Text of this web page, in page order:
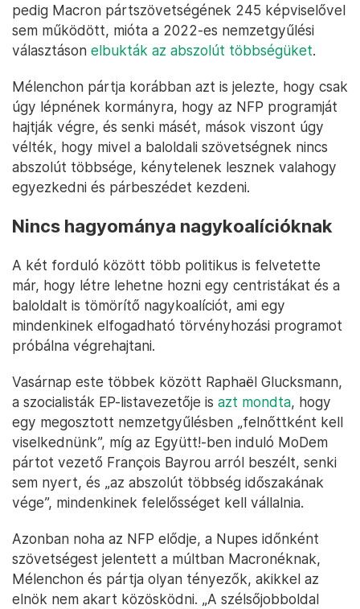
pedig Macron pártszövetségének 245 képviselővel
sem működött, mióta a 2022-es nemzetgyűlési
választáson elbukták az abszolút többségüket.
Mélenchon pártja korábban azt is jelezte, hogy csak
úgy lépnének kormányra, hogy az NFP programját
hajtják végre, és senki másét, mások viszont úgy
vélték, hogy mivel a baloldali szövetségnek nincs
abszolút többsége, kénytelenek lesznek valahogy
egyezkedni és párbeszédet kezdeni.
Nincs hagyománya nagykoalícióknak
A két forduló között több politikus is felvetette
már, hogy létre lehetne hozni egy centristákat és a
baloldalt is tömörítő nagykoalíciót, ami egy
mindenkinek elfogadható törvényhozási programot
próbálna végrehajtani.
Vasárnap este többek között Raphaël Glucksmann,
a szocialisták EP-listavezetője is azt mondta, hogy
egy megosztott nemzetgyűlésben „felnőttként kell
viselkednünk”, míg az Együtt!-ben induló MoDem
pártot vezető François Bayrou arról beszélt, senki
sem nyert, és „az abszolút többség időszakának
vége”, mindenkinek felelősséget kell vállalnia.
Azonban noha az NFP elődje, a Nupes időnként
szövetségest jelentett a múltban Macronéknak,
Mélenchon és pártja olyan tényezők, akikkel az
elnök nem akart közösködni. „A szélsőjobboldal